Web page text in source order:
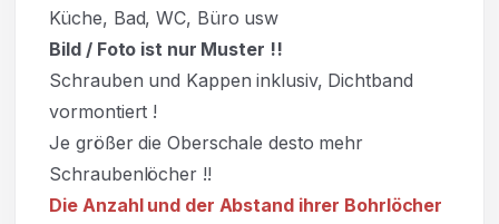
Küche, Bad, WC, Büro usw
Bild / Foto ist nur Muster !!
Schrauben und Kappen inklusiv, Dichtband
vormontiert !
Je größer die Oberschale desto mehr
Schraubenlöcher !!
Die Anzahl und der Abstand ihrer Bohrlöcher